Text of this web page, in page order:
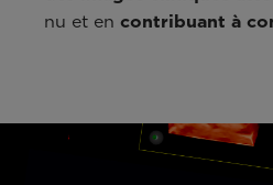
nu et en contribuant à